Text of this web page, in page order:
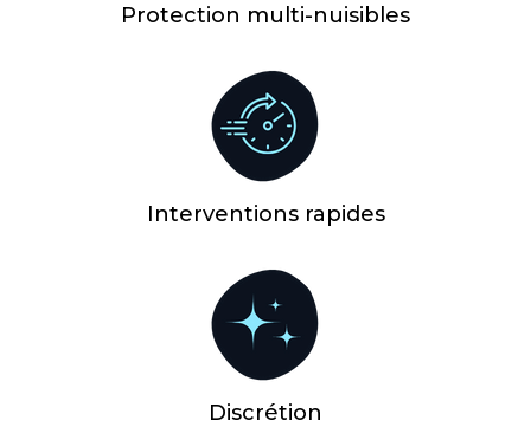
Protection multi-nuisibles
Interventions rapides
Discrétion